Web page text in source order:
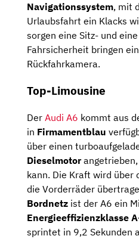
Navigationssystem, mit
Urlaubsfahrt ein Klacks
sorgen eine Sitz- und
Fahrsicherheit bringen
Rückfahrkamera.
Top-Limousine
Der Audi A6 kommt aus
in Firmamentblau
über einen
Dieselmotor
kann. Die Kraft wird über
die Vorderräder
Bordnetz ist der A6 ein
Energieeffizienzklasse
sprintet in 9,2 Sekunden